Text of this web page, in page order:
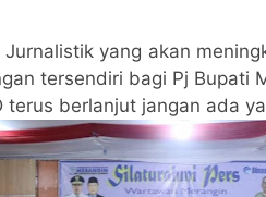
yang akan
tersendiri bagi Pj Bupati
berlanjut jangan ada